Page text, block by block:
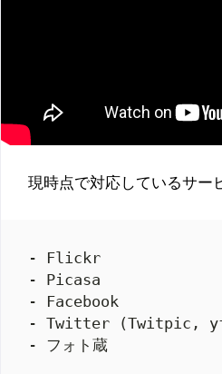
現時点で対応しているサー
- Flickr
- Picasa
- Facebook
- Twitter (Twitpic,